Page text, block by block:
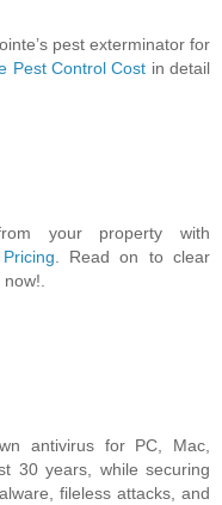
pest exterminator for
Pest Control Cost in detail
your property with
. Read on to clear
now!.
antivirus for PC, Mac,
30 years, while securing
fileless attacks, and